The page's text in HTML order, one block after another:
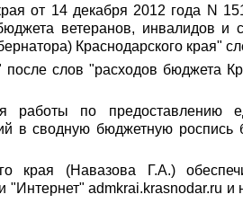
от 14 декабря 2012 года N
ветеранов, инвалидов
Краснодарского края"
слов "расходов бюджета
работы по предоставлению
сводную бюджетную роспись
края (Навазова Г.А.)
admkrai.krasnodar.ru